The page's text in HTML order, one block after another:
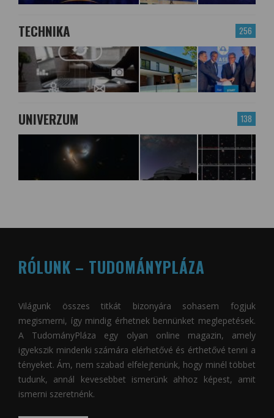
256
TECHNIKA
138
UNIVERZUM
RÓLUNK – TUDOMÁNYPLÁZA
Világunk összes titkát bizonyára sohasem fogjuk
megismerni, így mindig érhetnek bennünket meglepetések.
A TudományPláza egy olyan online magazin, amely
igyekszik mindenki számára elérhetővé és érthetővé tenni a
tényeket. Ám, nem szabad elfelejtenünk, hogy minél többet
tudunk, annál kevesebbet ismerünk ahhoz képest, amit
ismerni szeretnénk.